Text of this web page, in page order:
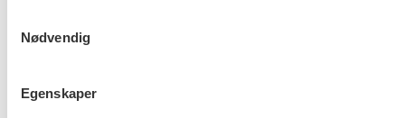
Nødvendig
Egenskaper
barnevernsreformen trenger vi kommuner som tør